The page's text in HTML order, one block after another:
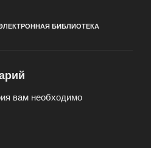
БИБЛИОТЕКА
вам необходимо